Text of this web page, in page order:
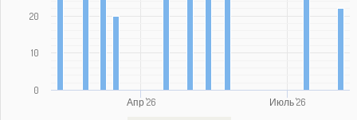
Июль '26
Апр '26
0
10
20